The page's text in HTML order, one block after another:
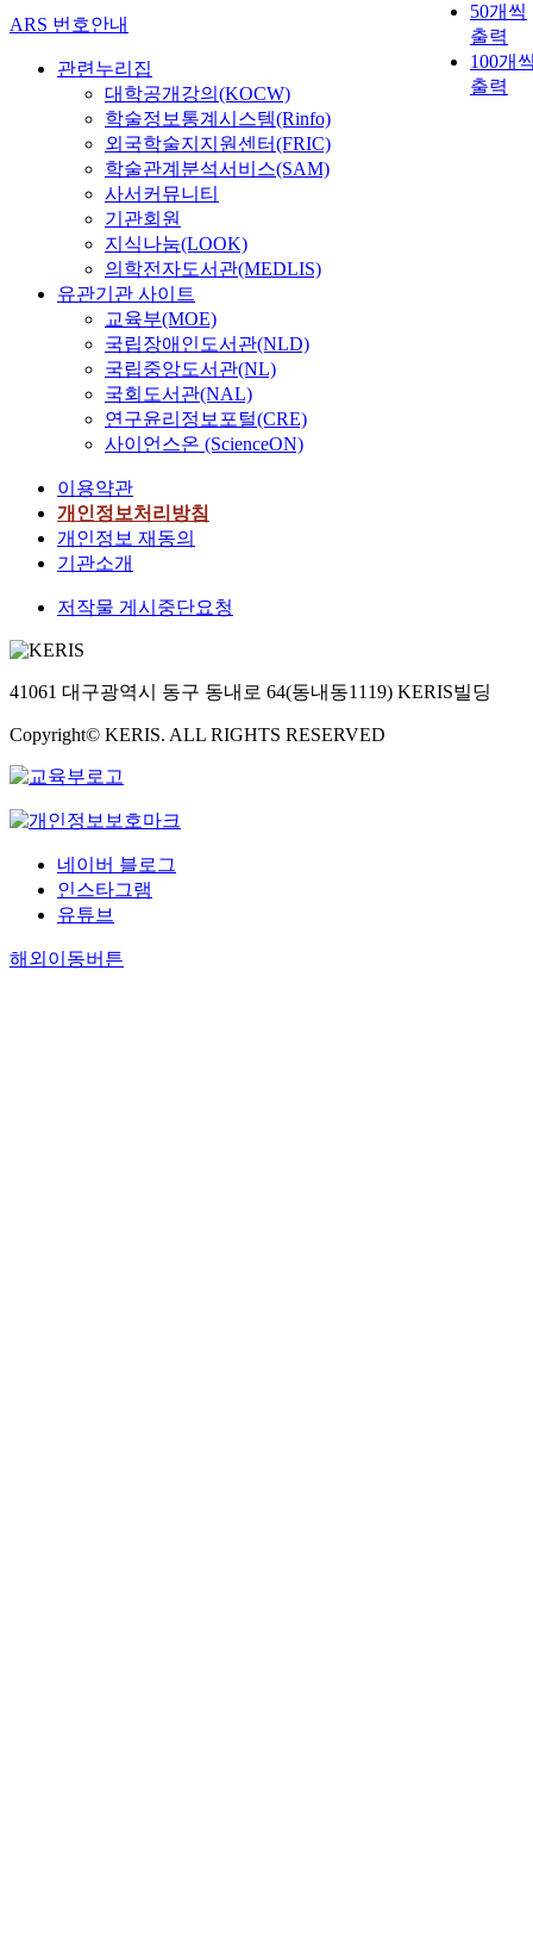
50개씩
출력
100개
출력
ARS 번호안내
관련누리집
대학공개강의(KOCW)
학술정보통계시스템(Rinfo)
외국학술지지원센터(FRIC)
학술관계분석서비스(SAM)
사서커뮤니티
기관회원
지식나눔(LOOK)
의학전자도서관(MEDLIS)
유관기관 사이트
교육부(MOE)
국립장애인도서관(NLD)
국립중앙도서관(NL)
국회도서관(NAL)
연구윤리정보포털(CRE)
사이언스온 (ScienceON)
이용약관
개인정보처리방침
개인정보 재동의
기관소개
저작물 게시중단요청
41061 대구광역시 동구 동내로 64(동내동1119) KERIS빌딩
Copyright© KERIS. ALL RIGHTS RESERVED
네이버 블로그
인스타그램
유튜브
해외이동버튼